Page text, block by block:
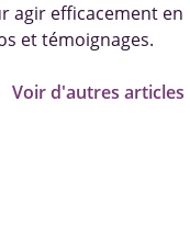
agir efficacement en
et témoignages.
Voir d'autres articles